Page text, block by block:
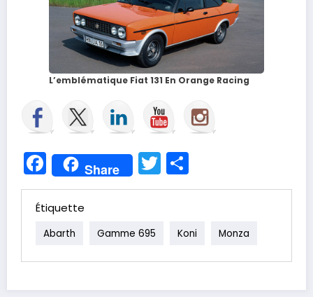
L’emblématique Fiat 131 En Orange Racing
Facebook
Share Twitter
Étiquette
Abarth Gamme 695 Koni Monza